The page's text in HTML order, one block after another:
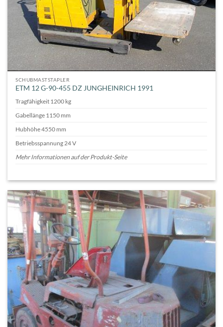
SCHUBMASTSTAPLER
ETM 12 G-90-455 DZ JUNGHEINRICH 1991
Tragfähigkeit 1200 kg
Gabellänge 1150 mm
Hubhöhe 4550 mm
Betriebsspannung 24 V
Mehr Informationen auf der Produkt-Seite